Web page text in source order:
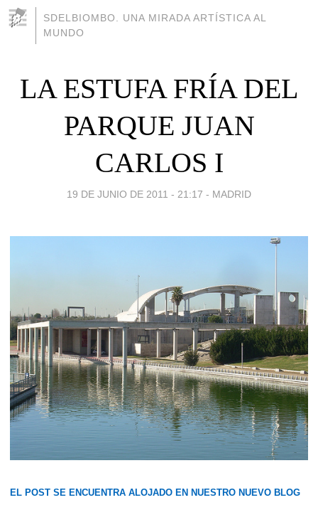
SDELBIOMBO. UNA MIRADA ARTÍSTICA AL
MUNDO
LA ESTUFA FRÍA DEL
PARQUE JUAN
CARLOS I
19 DE JUNIO DE 2011 - 21:17 - MADRID
EL POST SE ENCUENTRA ALOJADO EN NUESTRO NUEVO BLOG